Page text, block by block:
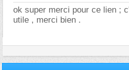
ok super merci pour ce lien ;
utile , merci bien .